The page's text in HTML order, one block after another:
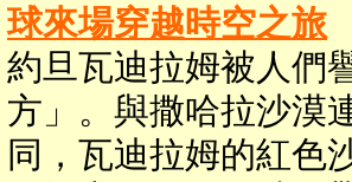
球來場穿越時空之旅
約旦瓦迪拉姆被人們
方」。與撒哈拉沙漠
同，瓦迪拉姆的紅色